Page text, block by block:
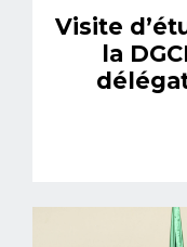
Visite
la